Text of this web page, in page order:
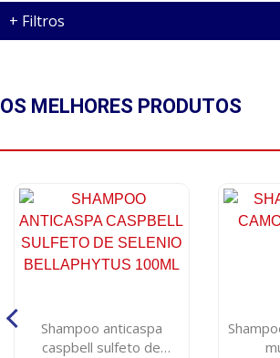
+ Filtros
OS MELHORES PRODUTOS
Shampoo anticaspa
caspbell sulfeto de